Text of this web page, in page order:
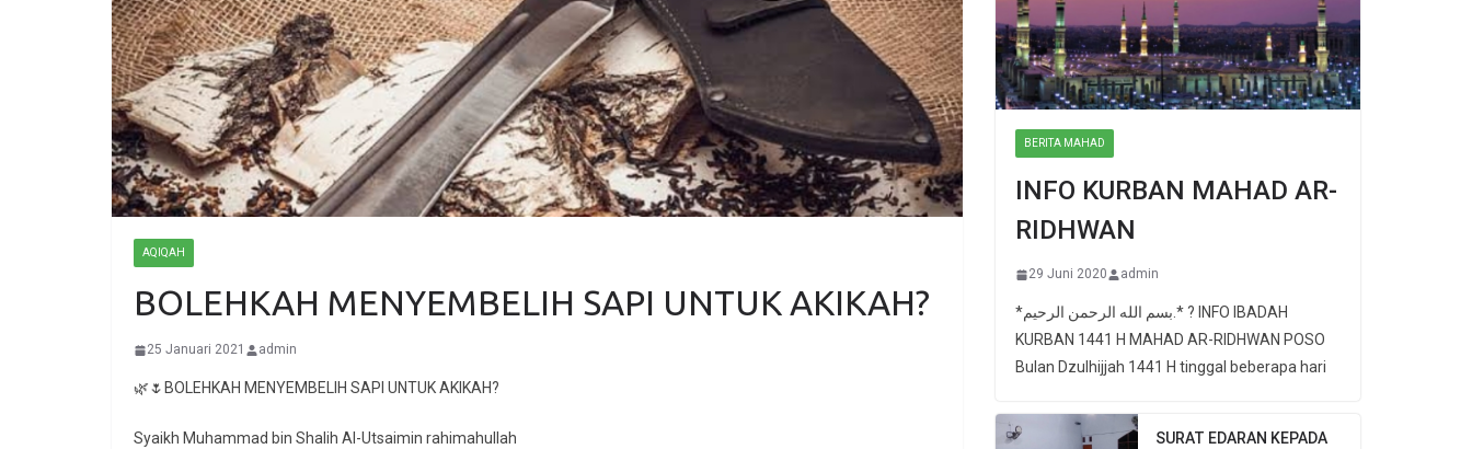
AQIQAH
BOLEHKAH MENYEMBELIH SAPI UNTUK AKIKAH?
25 Januari 2021 admin
🌿🌷BOLEHKAH MENYEMBELIH SAPI UNTUK AKIKAH?
Syaikh Muhammad bin Shalih Al-Utsaimin rahimahullah
BERITA MAHAD
INFO KURBAN MAHAD AR-
RIDHWAN
29 Juni 2020 admin
*بسم الله الرحمن الرحيم.* ? INFO IBADAH
KURBAN 1441 H MAHAD AR-RIDHWAN POSO
Bulan Dzulhijjah 1441 H tinggal beberapa hari
SURAT EDARAN KEPADA